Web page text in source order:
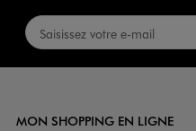
MON SHOPPING EN LIGNE